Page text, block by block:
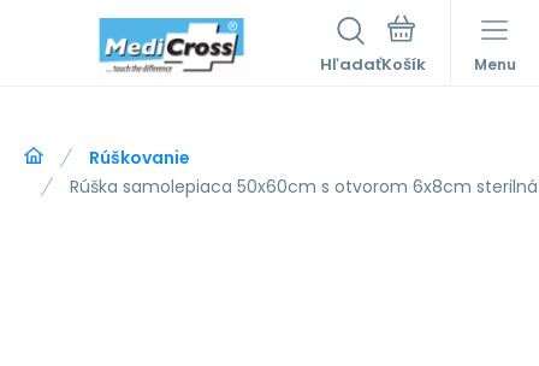
Hľadať Menu
Rúškovanie
Rúška samolepiaca 50x60cm s otvorom 6x8cm